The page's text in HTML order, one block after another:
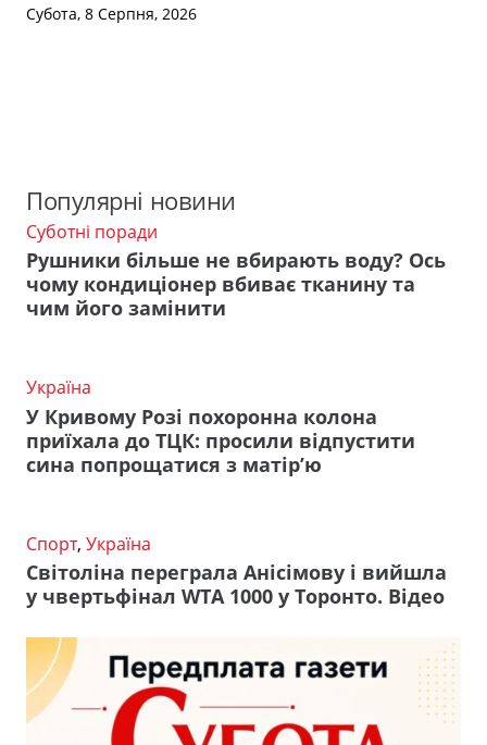
Субота, 8 Серпня, 2026
Популярні новини
Суботні поради
Рушники більше не вбирають воду? Ось
чому кондиціонер вбиває тканину та
чим його замінити
Україна
У Кривому Розі похоронна колона
приїхала до ТЦК: просили відпустити
сина попрощатися з матір’ю
Спорт, Україна
Світоліна переграла Анісімову і вийшла
у чвертьфінал WTA 1000 у Торонто. Відео